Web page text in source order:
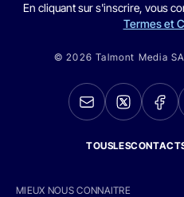
En cliquant sur s'inscrire, vous
Termes et
© 2026 Talmont Media
MIEUX NOUS CONNAITRE